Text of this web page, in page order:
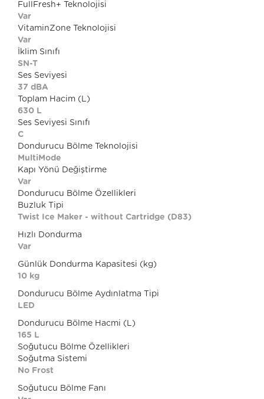
FullFresh+ Teknolojisi
Var
VitaminZone Teknolojisi
Var
İklim Sınıfı
SN-T
Ses Seviyesi
37 dBA
Toplam Hacim (L)
630 L
Ses Seviyesi Sınıfı
C
Dondurucu Bölme Teknolojisi
MultiMode
Kapı Yönü Değiştirme
Var
Dondurucu Bölme Özellikleri
Buzluk Tipi
Twist Ice Maker - without Cartridge (D83)
Hızlı Dondurma
Var
Günlük Dondurma Kapasitesi (kg)
10 kg
Dondurucu Bölme Aydınlatma Tipi
LED
Dondurucu Bölme Hacmi (L)
165 L
Soğutucu Bölme Özellikleri
Soğutma Sistemi
No Frost
Soğutucu Bölme Fanı